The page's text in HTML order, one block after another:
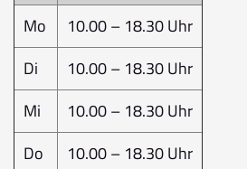
Mo
10.00 – 18.30 Uhr
Di
10.00 – 18.30 Uhr
Mi
10.00 – 18.30 Uhr
Do
10.00 – 18.30 Uhr